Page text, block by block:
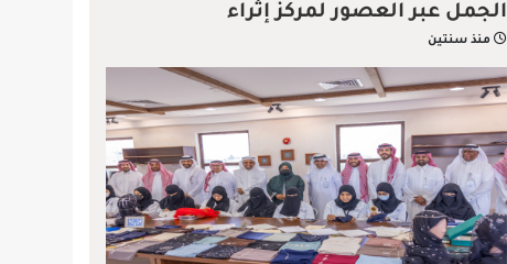
الجمل عبر العصور لمركز إثراء
منذ سنتين